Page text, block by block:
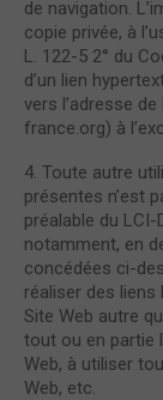
de navigation.
copie privée, à
L. 122-5 2° du
d’un lien
vers l’adresse
france.org) à
4. Toute autre
présentes n’est
préalable du LCI-
notamment, en
concédées ci-
réaliser des
Site Web autre
tout ou en partie
Web, à utiliser
Web, etc.